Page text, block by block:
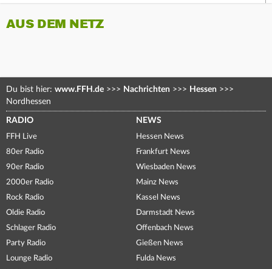
AUS DEM NETZ
Du bist hier: www.FFH.de >>> Nachrichten >>> Hessen >>>
Nordhessen
RADIO
FFH Live
80er Radio
90er Radio
2000er Radio
Rock Radio
Oldie Radio
Schlager Radio
Party Radio
Lounge Radio
NEWS
Hessen News
Frankfurt News
Wiesbaden News
Mainz News
Kassel News
Darmstadt News
Offenbach News
Gießen News
Fulda News